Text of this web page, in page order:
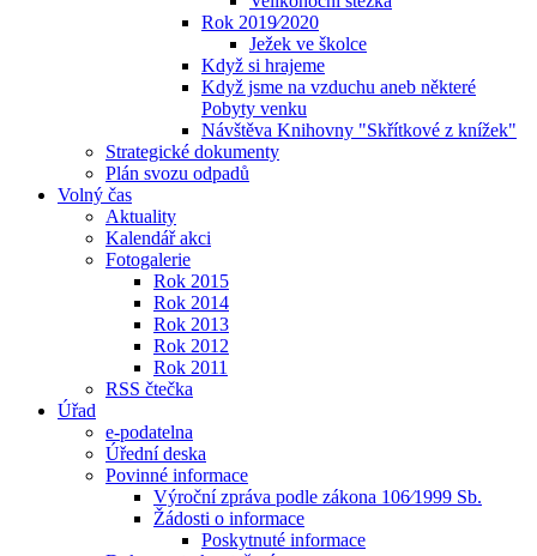
Rok 2019⁄2020
Ježek ve školce
Když si hrajeme
Když jsme na vzduchu aneb některé
Pobyty venku
Návštěva Knihovny "Skřítkové z knížek"
Strategické dokumenty
Plán svozu odpadů
Volný čas
Aktuality
Kalendář akci
Fotogalerie
Rok 2015
Rok 2014
Rok 2013
Rok 2012
Rok 2011
RSS čtečka
Úřad
e-podatelna
Úřední deska
Povinné informace
Výroční zpráva podle zákona 106⁄1999 Sb.
Žádosti o informace
Poskytnuté informace